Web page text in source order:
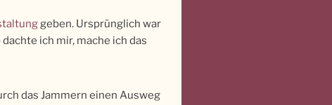
geben. Ursprünglich war
ich mir, mache ich das
das Jammern einen Ausweg